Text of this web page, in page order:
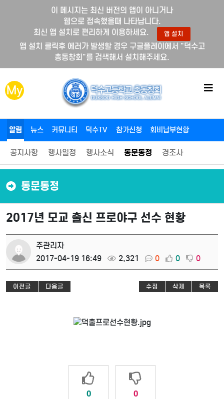
이 메시지는 최신 버전의 앱이 아니거나
웹으로 접속했을때 나타납니다.
최신 앱 설치로 편리하게 이용하세요.
앱 설치
앱 설치 클릭후 에러가 발생할 경우 구글플레이에서 "덕수고
총동창회"를 검색해서 설치해주세요.
My 메
튼
알림 뉴스 커뮤니티 덕수TV 참가신청 회비납부현황
공지사항 행사일정 행사소식 동문동정 경조사
동문동정
2017년 모교 출신 프로야구 선수 현황
주관리자
2017-04-19 16:49
2,321 0 0 0
이전글 다음글 수정 삭제 목록
0 0